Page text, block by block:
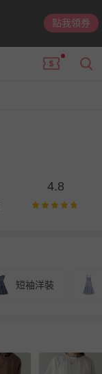
點我領券
4.8
短袖洋裝